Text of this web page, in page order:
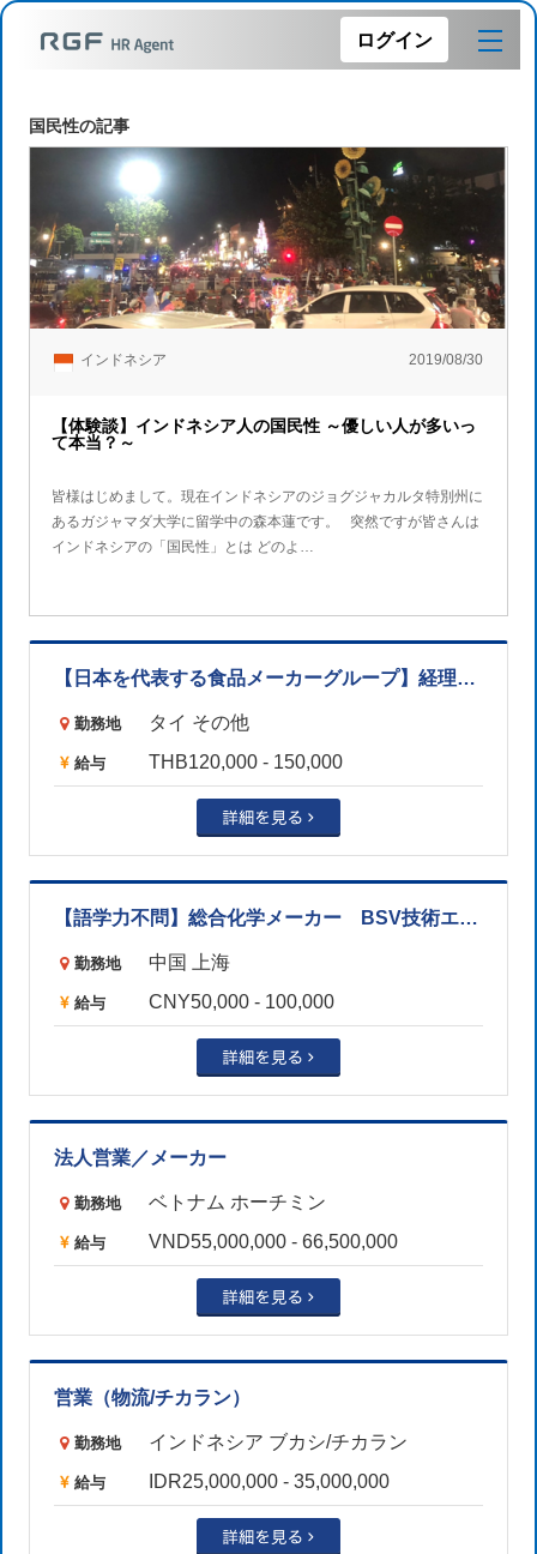
ログイン
国民性の記事
インドネシア 2019/08/30
【体験談】インドネシア人の国民性 ～優しい人が多いっ
て本当？～
皆様はじめまして。現在インドネシアのジョグジャカルタ特別州に
あるガジャマダ大学に留学中の森本蓮です。 突然ですが皆さんは
インドネシアの「国民性」とは どのよ…
【日本を代表する食品メーカーグループ】経理マネージャー ※サラブリ勤務（バンコクから乗り合いサポートあり）
勤務地 タイ その他
給与 THB120,000 - 150,000
【語学力不問】総合化学メーカー BSV技術エキスパート（番号173113）
勤務地 中国 上海
給与 CNY50,000 - 100,000
法人営業／メーカー
勤務地 ベトナム ホーチミン
給与 VND55,000,000 - 66,500,000
営業（物流/チカラン）
勤務地 インドネシア ブカシ/チカラン
給与 IDR25,000,000 - 35,000,000